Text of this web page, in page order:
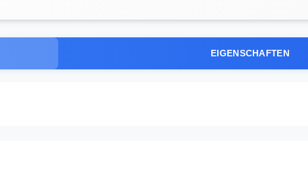
EIGENSCHAFTEN